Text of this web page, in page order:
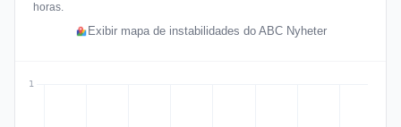
horas.
Exibir mapa de instabilidades do ABC Nyheter